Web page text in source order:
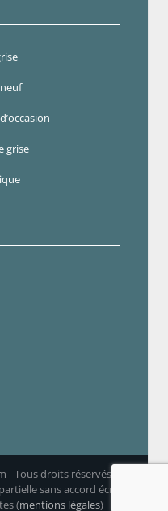
grise
- Tous droits réservés -
sans accord écrit
(mentions légales)